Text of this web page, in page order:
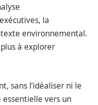
la
environnemental.
à explorer
sans l’idéaliser ni le
vers un